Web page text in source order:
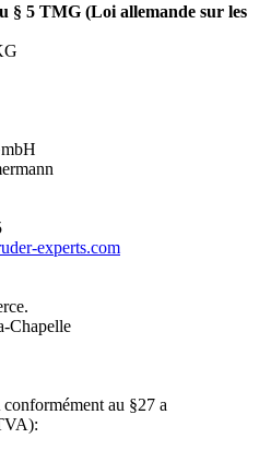
§ 5 TMG (Loi allemande sur les
experts.com
Chapelle
au §27 a